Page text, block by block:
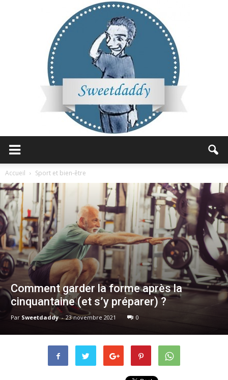
Accueil Sport et bien-être
Comment garder la forme après la
cinquantaine (et s’y préparer) ?
Par Sweetdaddy - 23 novembre 2021 0